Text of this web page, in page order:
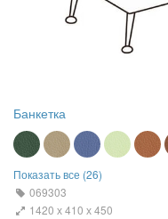
Банкетка
Показать все (26)
069303
1420 х 410 х 450